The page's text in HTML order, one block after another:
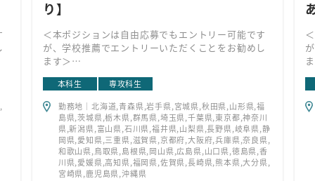
り】
＜本ポジションは自由応募でもエントリー可能です
が、学校推薦でエントリーいただくことをお勧めし
ます＞
施。5G・IoTなど次世代ネットワーク戦略の立案
や、通信品質向上、カバーエリアの広域化計画策定
など、人々の生活に必要不可欠なライフラインを提
供しています​。
本科生
専攻科生
勤務地｜北海道,青森県,岩手県,宮城県,秋田県,山形県,福
島県,茨城県,栃木県,群馬県,埼玉県,千葉県,東京都,神奈川
県,新潟県,富山県,石川県,福井県,山梨県,長野県,岐阜県,静
岡県,愛知県,三重県,滋賀県,京都府,大阪府,兵庫県,奈良県,
和歌山県,鳥取県,島根県,岡山県,広島県,山口県,徳島県,香
川県,愛媛県,高知県,福岡県,佐賀県,長崎県,熊本県,大分県,
宮崎県,鹿児島県,沖縄県